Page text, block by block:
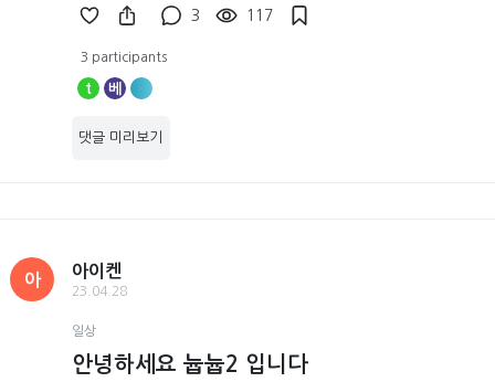
3 117
3 participants
t 베
댓글 미리보기
아
아이켄
23.04.28
일상
안녕하세요 늅늅2 입니다